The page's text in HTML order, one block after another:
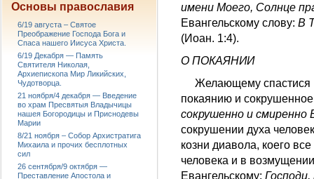
имени Моего, Солнце
Евангельскому слову: В
(Иоан. 1:4).
О ПОКАЯНИИ
Желающему спастися
покаянию и
сокрушенно и смиренно
сокрушении духа
козни диавола, коего
человека и в
Евангельскому:
Основы православия
6/19 августа – Святое
Преображение Господа Бога и
Спаса нашего Иисуса Христа.
6/19 Декабря — Память
Святителя Николая,
Архиепископа Мир Ликийских,
Чудотворца.
21 ноября/4 декабря — Введение
во храм Пресвятыя Владычицы
нашея Богородицы и Приснодевы
Марии
8/21 ноября – Собор Архистратига
Михаила и прочих бесплотных
сил
26 сентября/9 октября —
Преставление Апостола и